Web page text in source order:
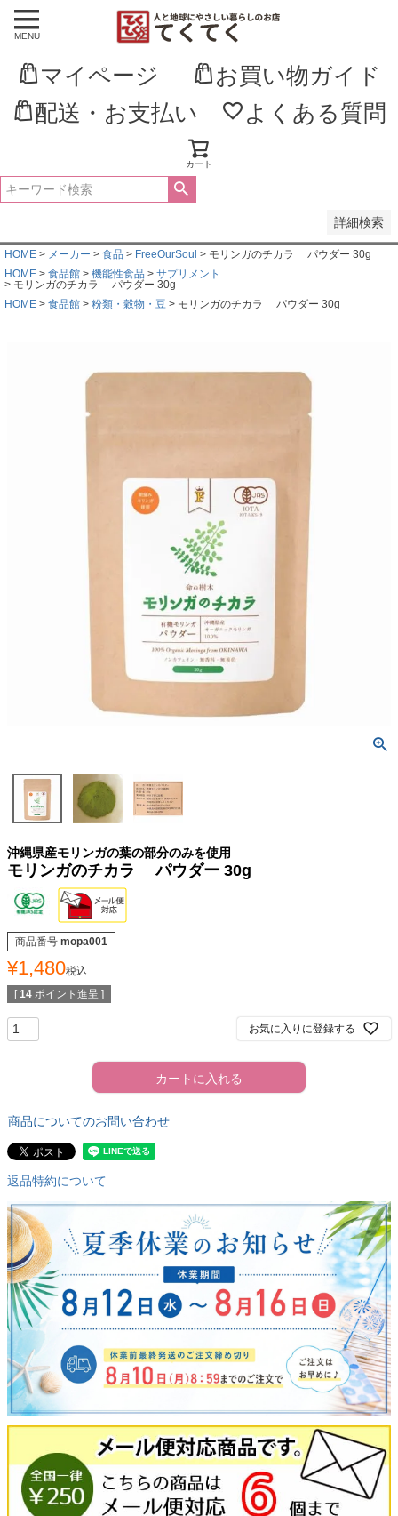
MENU
マイページ
お買い物ガイド
配送・お支払い
よくある質問
カート
詳細検索
新着順
登録順
価格が高い順
優先度順
HOME メーカー 食品 FreeOurSoul
モリンガのチカラ パウダー 30g
HOME
食品館 機能性食品
サプリメント
モリンガのチカラ パウダー 30g
HOME
食品館 粉類・穀物・豆 モリンガのチカラ パウダー 30g
沖縄県産モリンガの葉の部分のみを使用
モリンガのチカラ パウダー 30g
商品番号 mopa001
¥1,480税込
[ 14 ポイント進呈 ]
お気に入りに登録する
カートに入れる
商品についてのお問い合わせ
返品特約について